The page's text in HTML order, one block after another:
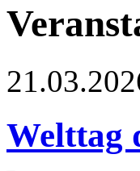
Welttag